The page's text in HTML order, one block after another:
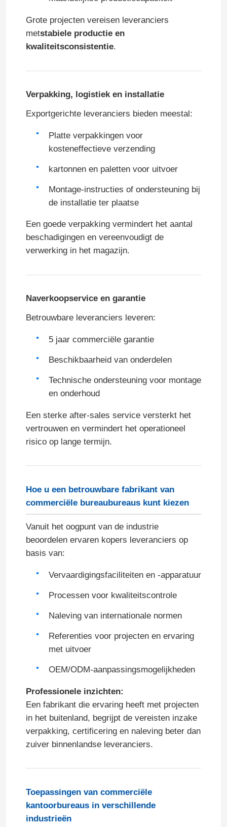
Grote projecten vereisen leveranciers
metstabiele productie en
kwaliteitsconsistentie.
Verpakking, logistiek en installatie
Exportgerichte leveranciers bieden meestal:
Platte verpakkingen voor
kosteneffectieve verzending
kartonnen en paletten voor uitvoer
Montage-instructies of ondersteuning bij
de installatie ter plaatse
Een goede verpakking vermindert het aantal
beschadigingen en vereenvoudigt de
verwerking in het magazijn.
Naverkoopservice en garantie
Betrouwbare leveranciers leveren:
5 jaar commerciële garantie
Beschikbaarheid van onderdelen
Technische ondersteuning voor montage
en onderhoud
Een sterke after-sales service versterkt het
vertrouwen en vermindert het operationeel
risico op lange termijn.
Hoe u een betrouwbare fabrikant van
commerciële bureaubureaus kunt kiezen
Vanuit het oogpunt van de industrie
beoordelen ervaren kopers leveranciers op
basis van:
Vervaardigingsfaciliteiten en -apparatuur
Processen voor kwaliteitscontrole
Naleving van internationale normen
Referenties voor projecten en ervaring
met uitvoer
OEM/ODM-aanpassingsmogelijkheden
Professionele inzichten:
Een fabrikant die ervaring heeft met projecten
in het buitenland, begrijpt de vereisten inzake
verpakking, certificering en naleving beter dan
zuiver binnenlandse leveranciers.
Toepassingen van commerciële
kantoorbureaus in verschillende
industrieën